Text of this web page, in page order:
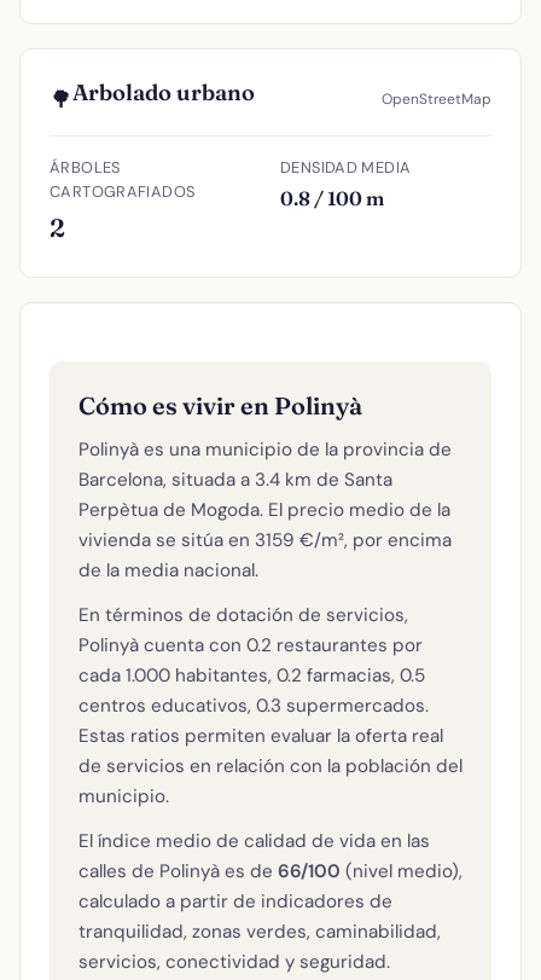
🌳Arbolado urbano OpenStreetMap
ÁRBOLES
CARTOGRAFIADOS
2
DENSIDAD MEDIA
0.8 / 100 m
Cómo es vivir en Polinyà
Polinyà es una municipio de la provincia de
Barcelona, situada a 3.4 km de Santa
Perpètua de Mogoda. El precio medio de la
vivienda se sitúa en 3159 €/m², por encima
de la media nacional.
En términos de dotación de servicios,
Polinyà cuenta con 0.2 restaurantes por
cada 1.000 habitantes, 0.2 farmacias, 0.5
centros educativos, 0.3 supermercados.
Estas ratios permiten evaluar la oferta real
de servicios en relación con la población del
municipio.
El índice medio de calidad de vida en las
calles de Polinyà es de 66/100 (nivel medio),
calculado a partir de indicadores de
tranquilidad, zonas verdes, caminabilidad,
servicios, conectividad y seguridad.